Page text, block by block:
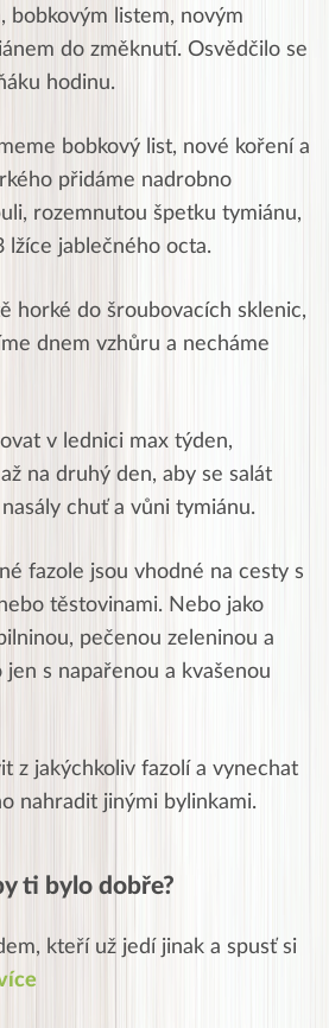
bobkovým listem, novým
do změknutí. Osvědčilo se
hodinu.
bobkový list, nové koření a
přidáme nadrobno
rozemnutou špetku tymiánu,
lžíce jablečného octa.
horké do šroubovacích sklenic,
dnem vzhůru a necháme
v lednici max týden,
na druhý den, aby se salát
chuť a vůni tymiánu.
fazole jsou vhodné na cesty s
těstovinami. Nebo jako
pečenou zeleninou a
jen s napařenou a kvašenou
z jakýchkoliv fazolí a vynechat
nahradit jinými bylinkami.
ti bylo dobře?
kteří už jedí jinak a spusť si